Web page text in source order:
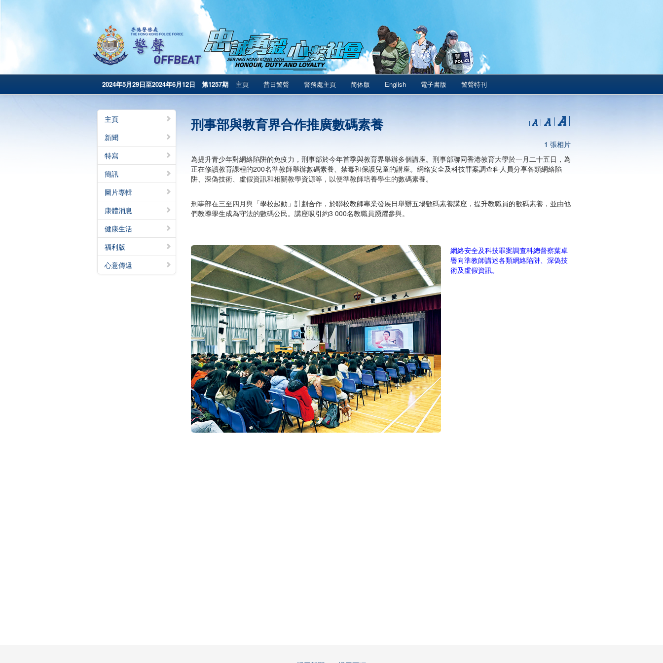
2024年5月29日至2024年6月12日 第1257期 主頁 昔日警聲 警務處主頁 简体版 English 電子書版 警聲特刊
主頁
新聞
特寫
簡訊
圖片專輯
康體消息
健康生活
福利版
心意傳遞
刑事部與教育界合作推廣數碼素養
1 張相片
為提升青少年對網絡陷阱的免疫力，刑事部於今年首季與教育界舉辦多個講座。刑事部聯同香港教育大學於一月二十五日，為
正在修讀教育課程的200名準教師舉辦數碼素養、禁毒和保護兒童的講座。網絡安全及科技罪案調查科人員分享各類網絡陷
阱、深偽技術、虛假資訊和相關教學資源等，以便準教師培養學生的數碼素養。
刑事部在三至四月與「學校起動」計劃合作，於聯校教師專業發展日舉辦五場數碼素養講座，提升教職員的數碼素養，並由他
們教導學生成為守法的數碼公民。講座吸引約3 000名教職員踴躍參與。
網絡安全及科技罪案調查科總督察葉卓
譽向準教師講述各類網絡陷阱、深偽技
術及虛假資訊。